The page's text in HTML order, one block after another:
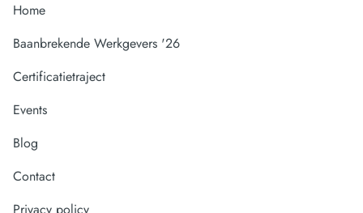
Home
Baanbrekende Werkgevers '26
Certificatietraject
Events
Blog
Contact